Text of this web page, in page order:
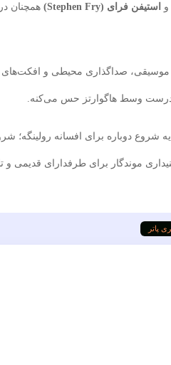
و استیفن فرای (Stephen Fry) همچنان
موسیقی، صداگذاری محیطی و افکت‌های
وسط هاگوارتز حس می‌کنه.
یه شروع دوباره برای افسانه رولینگه؛
موندگار برای طرفدارای قدیمی و
پاتر